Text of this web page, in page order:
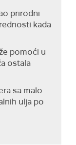
prirodni
kada
pomoći u
ostala
sa malo
ulja po